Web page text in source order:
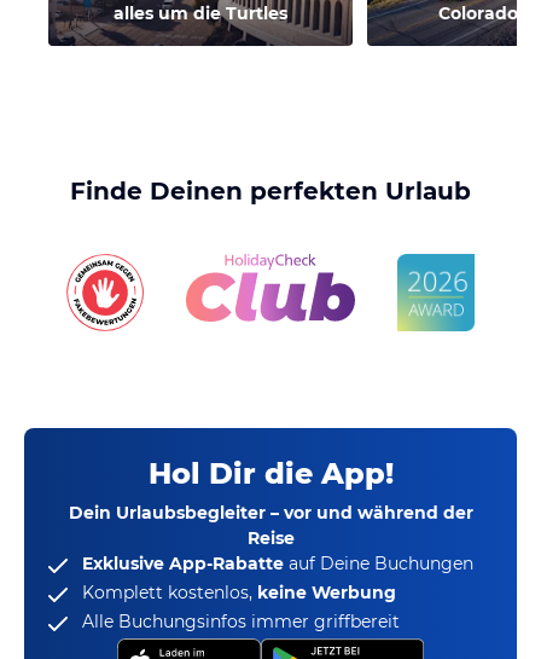
alles um die Turtles
Colorado
Finde Deinen perfekten Urlaub
Hol Dir die App!
Dein Urlaubsbegleiter – vor und während der
Reise
Exklusive App-Rabatte auf Deine Buchungen
Komplett kostenlos, keine Werbung
Alle Buchungsinfos immer griffbereit